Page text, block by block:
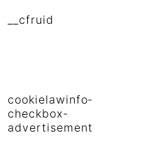
__cfruid
cookielawinfo-
checkbox-
advertisement